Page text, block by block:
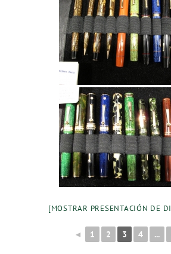
[MOSTRAR PRESENTACIÓN DE
◄ 1 2 3 4 ...